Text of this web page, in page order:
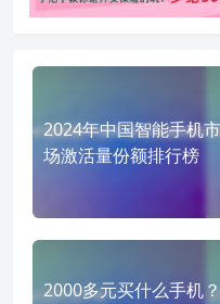
2024年中国智能手机市